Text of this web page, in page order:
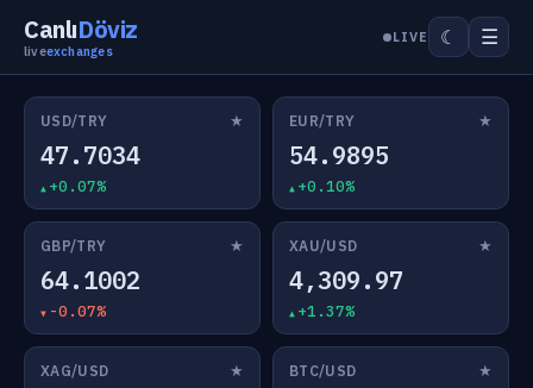
CanlıDöviz
liveexchanges
LIVE ☾ ☰
USD/TRY ★
47.7034
+0.07%
EUR/TRY ★
54.9895
+0.10%
GBP/TRY ★
64.1002
-0.07%
XAU/USD ★
4,309.97
+1.37%
XAG/USD ★ BTC/USD ★